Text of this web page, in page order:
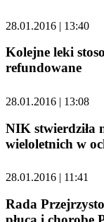
28.01.2016 | 13:40
Kolejne leki
refundowane
28.01.2016 | 13:08
NIK stwierdziła
wieloletnich w
28.01.2016 | 11:41
Rada